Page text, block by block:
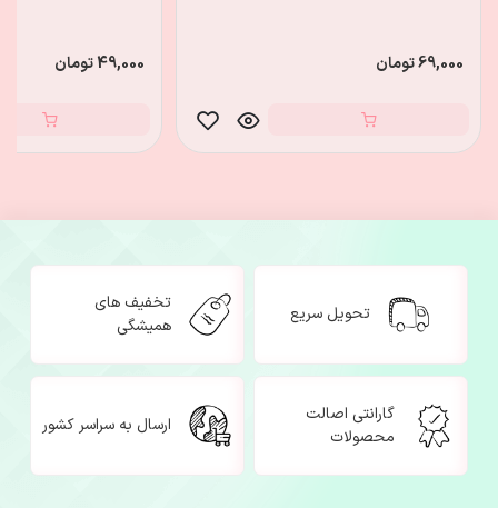
69,000 تومان 49,000 تومان
تحویل سریع
تخفیف های
همیشگی
گارانتی اصالت
محصولات
ارسال به سراسر کشور